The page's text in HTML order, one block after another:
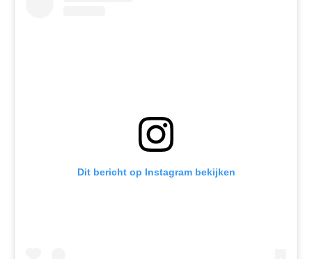
Dit bericht op Instagram bekijken